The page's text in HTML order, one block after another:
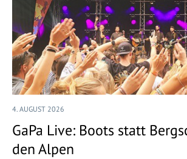
4. AUGUST 2026
GaPa Live: Boots statt
den Alpen